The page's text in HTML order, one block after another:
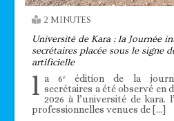
2 MINUTES
Université de Kara : la Journée
secrétaires placée sous le signe
artificielle
l a 6ᵉ édition de la
secrétaires a été observé en
2026 à l’université de kara.
professionnelles venues de […]